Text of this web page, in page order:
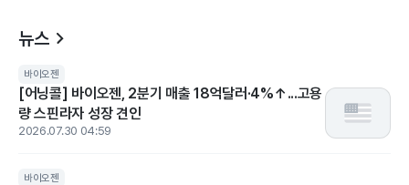
뉴스
바이오젠
[어닝콜] 바이오젠, 2분기 매출 18억달러·4%↑...고용
량 스핀라자 성장 견인
2026.07.30 04:59
바이오젠